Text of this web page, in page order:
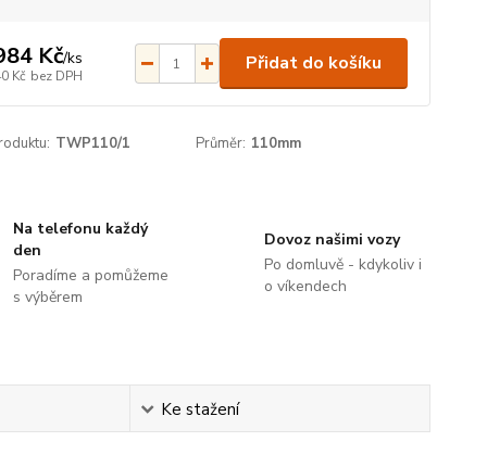
Kč/ks
Kč bez DPH
Přidat do košíku
TWP110/1 Průměr: 110mm
Na telefonu každý
den
Poradíme a pomůžeme
s výběrem
Dovoz našimi vozy
Po domluvě - kdykoliv i
o víkendech
Ke stažení